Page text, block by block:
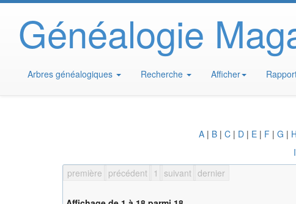
Généalogie
Arbres généalogiques Recherche Afficher
A | B | C | D | E | F | G | H
première précédent 1 suivant dernier